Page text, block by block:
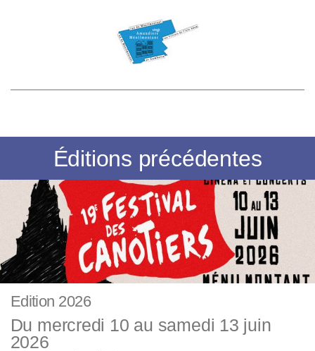
Éditions précédentes
Edition 2026
Du mercredi 10 au samedi 13 juin
2026